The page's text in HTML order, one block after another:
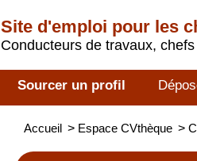
Site d'emploi pour les
Conducteurs de travaux,
Sourcer un profil
Accueil > Espace CVthèque >